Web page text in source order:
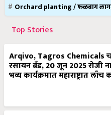
Orchard planting / फळबाग
Top Stories
Arqivo, Tagros Chemicals
रसायन ब्रँड, 20 जून 2025 रोजी
भव्य कार्यक्रमात महाराष्ट्रात